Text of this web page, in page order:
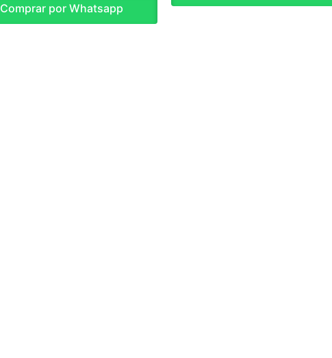
Comprar por Whatsapp